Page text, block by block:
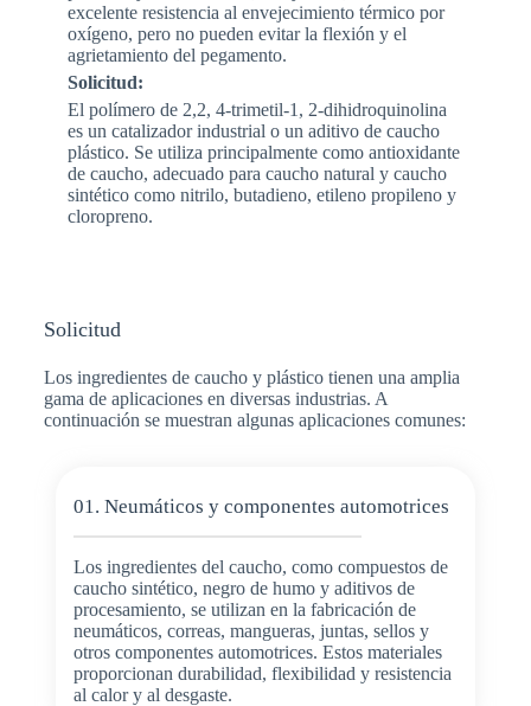
excelente resistencia al envejecimiento térmico por
oxígeno, pero no pueden evitar la flexión y el
agrietamiento del pegamento.
Solicitud:
El polímero de 2,2, 4-trimetil-1, 2-dihidroquinolina
es un catalizador industrial o un aditivo de caucho
plástico. Se utiliza principalmente como antioxidante
de caucho, adecuado para caucho natural y caucho
sintético como nitrilo, butadieno, etileno propileno y
cloropreno.
Solicitud
Los ingredientes de caucho y plástico tienen una amplia
gama de aplicaciones en diversas industrias. A
continuación se muestran algunas aplicaciones comunes:
01. Neumáticos y componentes automotrices
Los ingredientes del caucho, como compuestos de
caucho sintético, negro de humo y aditivos de
procesamiento, se utilizan en la fabricación de
neumáticos, correas, mangueras, juntas, sellos y
otros componentes automotrices. Estos materiales
proporcionan durabilidad, flexibilidad y resistencia
al calor y al desgaste.